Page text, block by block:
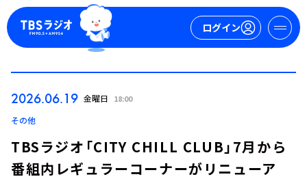
ログイン
2026.06.19 金曜日 18:00
その他
TBSラジオ「CITY CHILL CLUB」7月から
番組内レギュラーコーナーがリニューア